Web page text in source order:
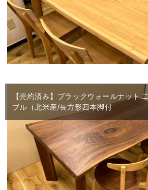
【売約済み】ブラックウォールナット
ブル（北米産/長方形四本脚付